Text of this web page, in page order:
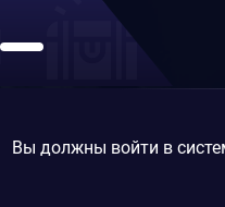
Вы должны войти в